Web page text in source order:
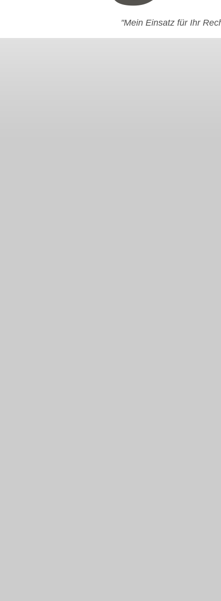
"Mein Einsatz für Ihr